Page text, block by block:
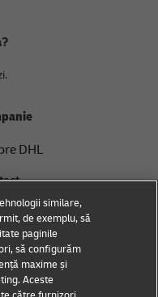
DHL
de Presă
legală
similare,
de exemplu, să
paginile
să configurăm
maxime și
Aceste